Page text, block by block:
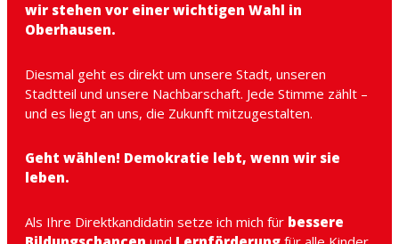
wir stehen vor einer wichtigen Wahl in
Oberhausen.
Diesmal geht es direkt um unsere Stadt, unseren
Stadtteil und unsere Nachbarschaft. Jede Stimme zählt –
und es liegt an uns, die Zukunft mitzugestalten.
Geht wählen! Demokratie lebt, wenn wir sie
leben.
Als Ihre Direktkandidatin setze ich mich für bessere